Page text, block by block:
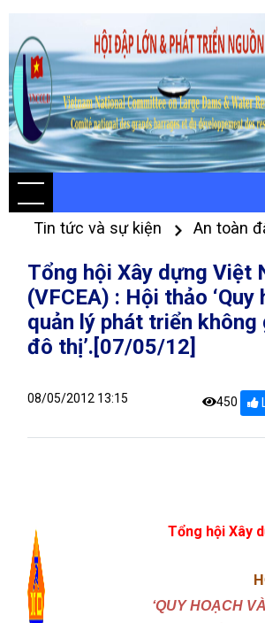
Tin tức và sự kiện An toàn
Tổng hội Xây dựng Việt
(VFCEA) : Hội thảo ‘Quy
quản lý phát triển không
đô thị’.[07/05/12]
08/05/2012 13:15 450
Tổng hội Xây
‘QUY HOẠCH